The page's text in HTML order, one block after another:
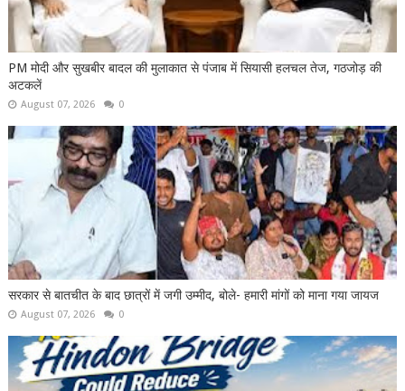
PM मोदी और सुखबीर बादल की मुलाकात से पंजाब में सियासी हलचल तेज, गठजोड़ की
अटकलें
August 07, 2026 0
सरकार से बातचीत के बाद छात्रों में जगी उम्मीद, बोले- हमारी मांगों को माना गया जायज
August 07, 2026 0